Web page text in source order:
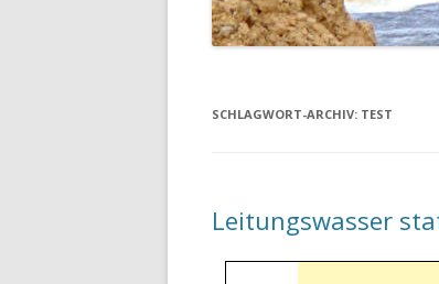
SCHLAGWORT-ARCHIV: TEST
Leitungswasser